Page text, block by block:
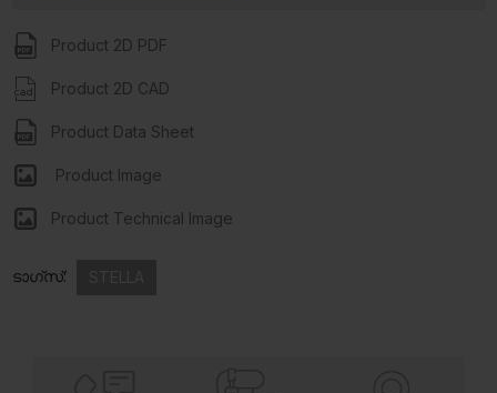
Product 2D PDF
Product 2D CAD
Product Data Sheet
Product Image
Product Technical Image
ടാഗ്സ്: